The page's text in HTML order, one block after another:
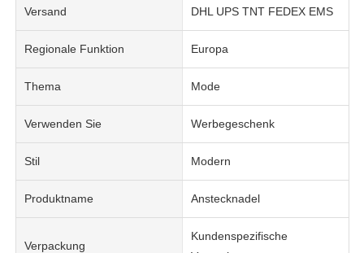
Versand DHL UPS TNT FEDEX EMS
Regionale Funktion Europa
Thema Mode
Verwenden Sie Werbegeschenk
Stil Modern
Produktname Anstecknadel
Verpackung
Kundenspezifische